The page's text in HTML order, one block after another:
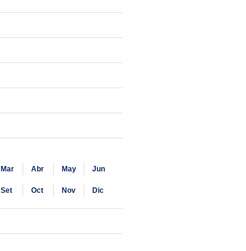
Mar Abr May Jun
Set Oct Nov Dic